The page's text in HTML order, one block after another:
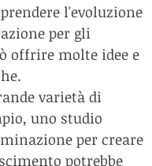
l'evoluzione
per gli
offrire molte idee e
varietà di
uno studio
per creare
potrebbe